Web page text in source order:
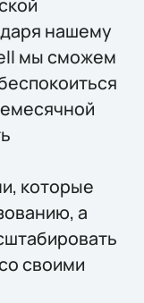
нашему
мы сможем
которые
а
своими